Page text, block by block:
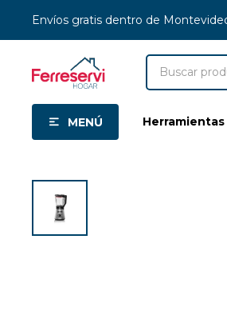
MENÚ
Envíos gratis dentro de